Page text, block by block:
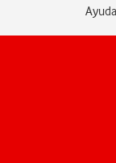
Ayuda